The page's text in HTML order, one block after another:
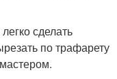
сделать
по трафарету